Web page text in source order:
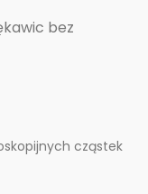
bez
cząstek